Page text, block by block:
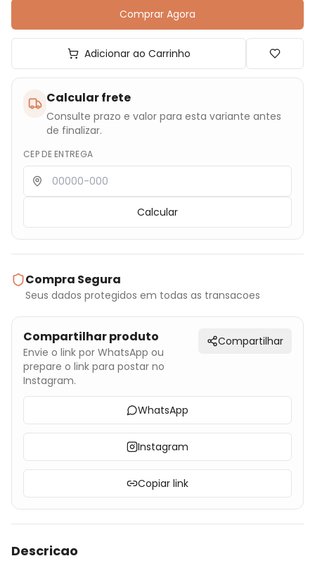
Comprar Agora
Adicionar ao Carrinho
Calcular frete
Consulte prazo e valor para esta variante antes
de finalizar.
CEP DE ENTREGA
Calcular
Compra Segura
Seus dados protegidos em todas as transacoes
Compartilhar produto
Envie o link por WhatsApp ou
prepare o link para postar no
Instagram.
Compartilhar
WhatsApp
Instagram
Copiar link
Descricao